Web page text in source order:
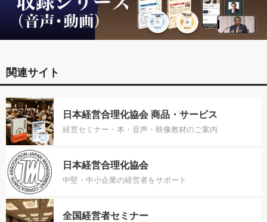
関連サイト
日本経営合理化協会 商品・サービス
経営セミナー・本・音声・映像教材のご案内
日本経営合理化協会
中堅・中小企業の経営者をサポート
全国経営者セミナー